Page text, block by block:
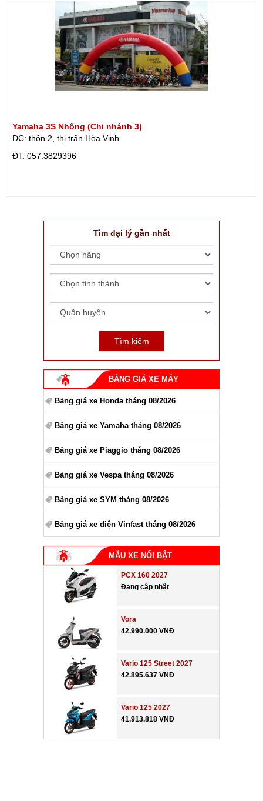
Yamaha 3S Nhông (Chi nhánh 3)
ĐC: thôn 2, thị trấn Hòa Vinh
ÐT: 057.3829396
Tìm đại lý gần nhất
BẢNG GIÁ XE MÁY
Bảng giá xe Honda tháng 08/2026
Bảng giá xe Yamaha tháng 08/2026
Bảng giá xe Piaggio tháng 08/2026
Bảng giá xe Vespa tháng 08/2026
Bảng giá xe SYM tháng 08/2026
Bảng giá xe điện Vinfast tháng 08/2026
MẪU XE NỔI BẬT
PCX 160 2027
Đang cập nhật
Vora
42.990.000 VNĐ
Vario 125 Street 2027
42.895.637 VNĐ
Vario 125 2027
41.913.818 VNĐ